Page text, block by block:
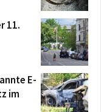
11.
E-
im